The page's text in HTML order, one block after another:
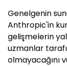
Genelgenin
Anthropic'in
gelişmelerin
uzmanlar
olmayacağını